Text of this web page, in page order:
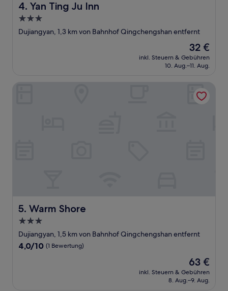
4. Yan Ting Ju Inn
Yan Ting Ju Inn
3.0-
Sterne-
Dujiangyan, 1,3 km von Bahnhof Qingchengshan entfernt
Der
Preis
beträgt
32 €
inkl. Steuern & Gebühren
10. Aug.–11. Aug.
5. Warm Shore
Warm Shore
3.0-
Sterne-
Unterkunft
Dujiangyan, 1,5 km von Bahnhof Qingchengshan entfernt
4.0
4,0/10 (1 Bewertung)
Der
Preis
beträgt
63 €
inkl. Steuern & Gebühren
8. Aug.–9. Aug.